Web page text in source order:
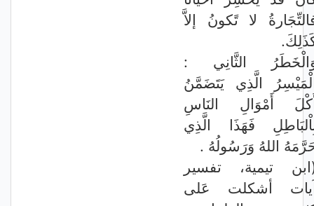
لا تًكونُ إلاَّ
الثَّانِي :
الَّذِي يَتَضَمَّنُ
أَمْوَالِ النَاسِ
فَهَذَا الَّذِي
اللهُ وَرَسُولُهُ .
تيمية، تفسير
أشكلت عَلى